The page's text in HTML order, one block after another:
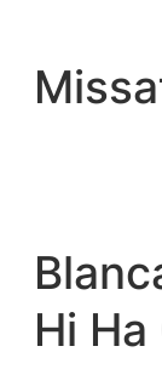
contingut
Hi